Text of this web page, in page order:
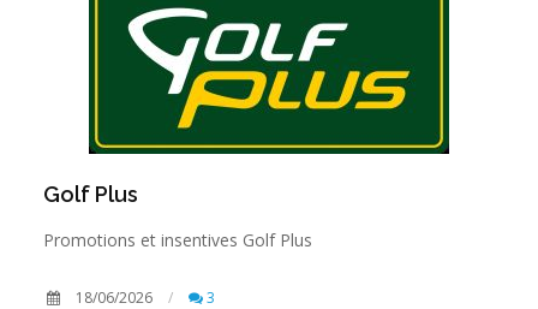
Golf Plus
Promotions et insentives Golf Plus
18/06/2026 3